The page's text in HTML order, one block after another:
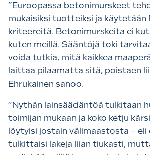
”Euroopassa betonimurskeet
mukaisiksi tuotteiksi ja käytetään
kriteereitä. Betonimurskeita ei
kuten meillä. Sääntöjä toki
voida tutkia, mitä kaikkea
laittaa pilaamatta sitä, poistaen
Ehrukainen sanoo.
”Nythän lainsäädäntöä tulkitaan
toimijan mukaan ja koko ketju
löytyisi jostain välimaastosta – eli
tulkittaisi lakeja liian tiukasti,